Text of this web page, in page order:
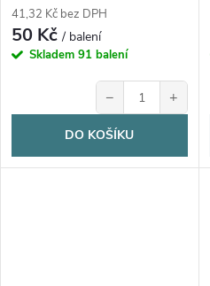
41,32 Kč bez DPH
50 Kč/ balení
Skladem 91 balení
− +
DO KOŠÍKU